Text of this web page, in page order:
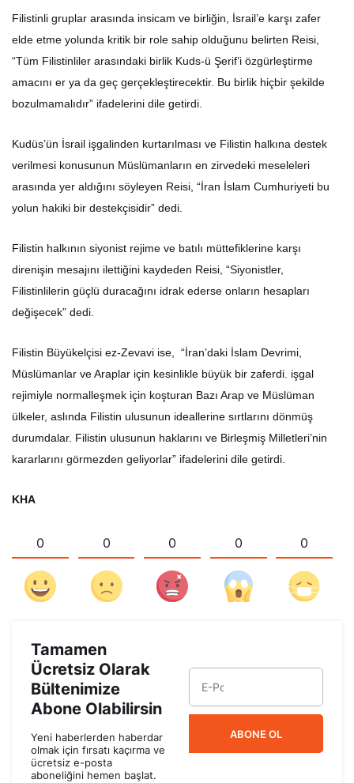
Filistinli gruplar arasında insicam ve birliğin, İsrail’e karşı zafer
elde etme yolunda kritik bir role sahip olduğunu belirten Reisi,
“Tüm Filistinliler arasındaki birlik Kuds-ü Şerif’i özgürleştirme
amacını er ya da geç gerçekleştirecektir. Bu birlik hiçbir şekilde
bozulmamalıdır” ifadelerini dile getirdi.
Kudüs’ün İsrail işgalinden kurtarılması ve Filistin halkına destek
verilmesi konusunun Müslümanların en zirvedeki meseleleri
arasında yer aldığını söyleyen Reisi, “İran İslam Cumhuriyeti bu
yolun hakiki bir destekçisidir” dedi.
Filistin halkının siyonist rejime ve batılı müttefiklerine karşı
direnişin mesajını ilettiğini kaydeden Reisi, “Siyonistler,
Filistinlilerin güçlü duracağını idrak ederse onların hesapları
değişecek” dedi.
Filistin Büyükelçisi ez-Zevavi ise, “İran’daki İslam Devrimi,
Müslümanlar ve Araplar için kesinlikle büyük bir zaferdi. işgal
rejimiyle normalleşmek için koşturan Bazı Arap ve Müslüman
ülkeler, aslında Filistin ulusunun ideallerine sırtlarını dönmüş
durumdalar. Filistin ulusunun haklarını ve Birleşmiş Milletleri’nin
kararlarını görmezden geliyorlar” ifadelerini dile getirdi.
KHA
0 0 0 0 0
Tamamen
Ücretsiz Olarak
Bültenimize
Abone Olabilirsin
Yeni haberlerden haberdar
olmak için fırsatı kaçırma ve
ücretsiz e-posta
aboneliğini hemen başlat.
ABONE OL